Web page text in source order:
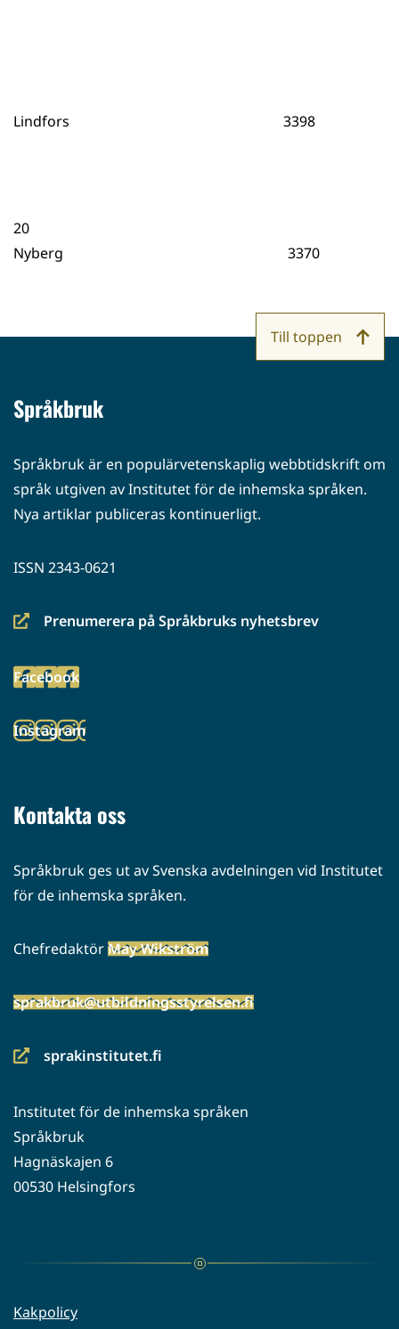
Lindfors 3398
20
Nyberg 3370
Språkbruk
Språkbruk är en populärvetenskaplig webbtidskrift om
språk utgiven av Institutet för de inhemska språken.
Nya artiklar publiceras kontinuerligt.
ISSN 2343-0621
Prenumerera på Språkbruks nyhetsbrev
(siirryt
palveluun)
Facebook
(siirryt
palveluun)
Instagram
(siirryt
Kontakta oss
Språkbruk ges ut av Svenska avdelningen vid Institutet
för de inhemska språken.
ChefredaktörMay Wikström
sprakbruk@utbildningsstyrelsen.fi
sprakinstitutet.fi
(siirryt
palveluun)
Institutet för de inhemska språken
Språkbruk
Hagnäskajen 6
00530 Helsingfors
Kakpolicy
Till toppen